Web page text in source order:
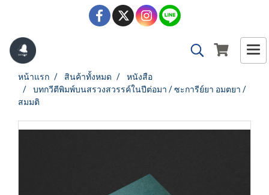
หน้าแรก สินค้าทั้งหมด
หนังสือ
บทกวีตีพิมพ์บนสรวงสวรรค์ในปีต่อมา / ซะการีย์ยา อมตยา /
สมมติ